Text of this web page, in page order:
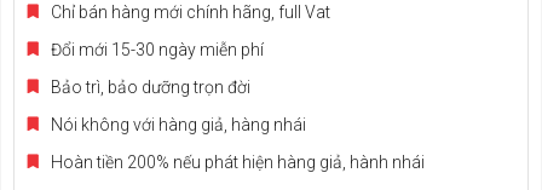
Chỉ bán hàng mới chính hãng, full Vat
Đổi mới 15-30 ngày miễn phí
Bảo trì, bảo dưỡng trọn đời
Nói không với hàng giả, hàng nhái
Hoàn tiền 200% nếu phát hiện hàng giả, hành nhái